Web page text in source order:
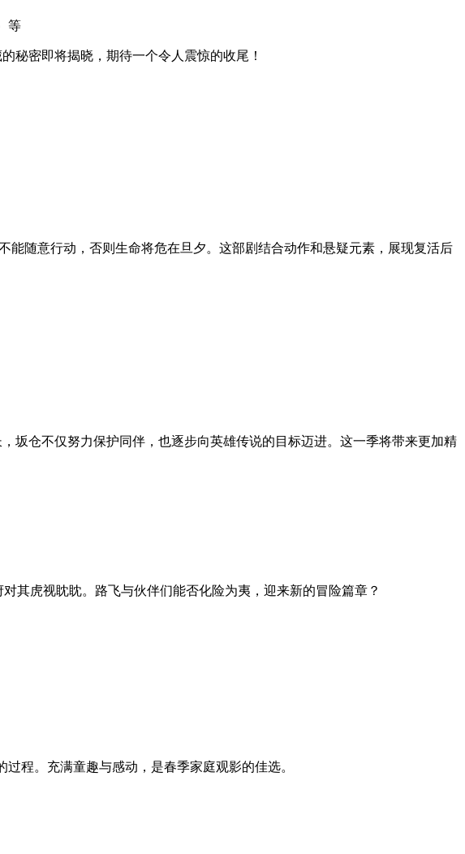
等
秘密即将揭晓，期待一个令人震惊的收尾！
能随意行动，否则生命将危在旦夕。这部剧结合动作和悬疑元素，展现复活后
坂仓不仅努力保护同伴，也逐步向英雄传说的目标迈进。这一季将带来更加精
其虎视眈眈。路飞与伙伴们能否化险为夷，迎来新的冒险篇章？
程。充满童趣与感动，是春季家庭观影的佳选。